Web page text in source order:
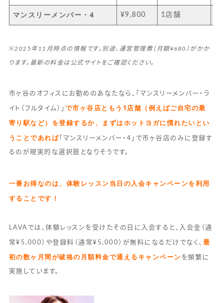
マンスリーメンバー・4 ¥9,800 1店舗
※2025年11月時点の情報です。別途、運営管理費（月額¥680）がかか
ります。最新の料金は公式サイトをご確認ください。
市ヶ谷のオフィスにお勤めのあなたなら、「マンスリーメンバー・ラ
イト（フルタイム）」 で市ヶ谷店ともう1店舗（例えばご自宅の最
寄り駅など）を登録するか、まずはホットヨガに慣れたいとい
うことであれば「マンスリーメンバー・4」で市ヶ谷店のみに登録す
るのが現実的な選択肢となりそうです。
一番お得なのは、体験レッスン当日の入会キャンペーンを利用
することです！
LAVAでは、体験レッスンを受けたその日に入会すると、入会金（通
常¥5,000）や登録料（通常¥5,000）が無料になるだけでなく、 最
初の数ヶ月間が破格の月額料金で通えるキャンペーン を頻繁に
実施しています。